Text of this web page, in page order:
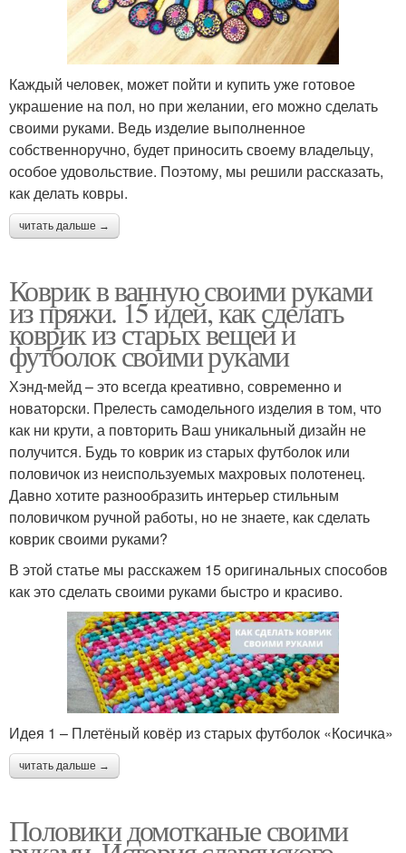
Каждый человек, может пойти и купить уже готовое
украшение на пол, но при желании, его можно сделать
своими руками. Ведь изделие выполненное
собственноручно, будет приносить своему владельцу,
особое удовольствие. Поэтому, мы решили рассказать,
как делать ковры.
читать дальше →
Коврик в ванную своими руками
из пряжи. 15 идей, как сделать
коврик из старых вещей и
футболок своими руками
Хэнд-мейд – это всегда креативно, современно и
новаторски. Прелесть самодельного изделия в том, что
как ни крути, а повторить Ваш уникальный дизайн не
получится. Будь то коврик из старых футболок или
половичок из неиспользуемых махровых полотенец.
Давно хотите разнообразить интерьер стильным
половичком ручной работы, но не знаете, как сделать
коврик своими руками?
В этой статье мы расскажем 15 оригинальных способов
как это сделать своими руками быстро и красиво.
Идея 1 – Плетёный ковёр из старых футболок «Косичка»
читать дальше →
Половики домотканые своими